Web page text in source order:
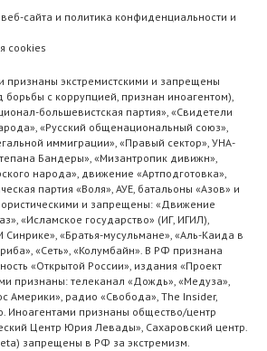
сайта и политика конфиденциальности и
cookies
признаны экстремистскими и запрещены
с коррупцией, признан иноагентом),
большевистская партия», «Свидетели
«Русский общенациональный союз»,
иммиграции», «Правый сектор», УНА-
Бандеры», «Мизантропик дивижн»,
народа», движение «Артподготовка»,
партия «Воля», АУЕ, батальоны «Азов» и
и запрещены: «Движение
«Исламское государство» (ИГ, ИГИЛ),
«Братья-мусульмане», «Аль-Каида в
«Сеть», «Колумбайн». В РФ признана
«Открытой России», издания «Проект
признаны: телеканал «Дождь», «Медуза»,
Америки», радио «Свобода», The Insider,
признаны общество/центр
Центр Юрия Левады», Сахаровский центр.
запрещены в РФ за экстремизм.